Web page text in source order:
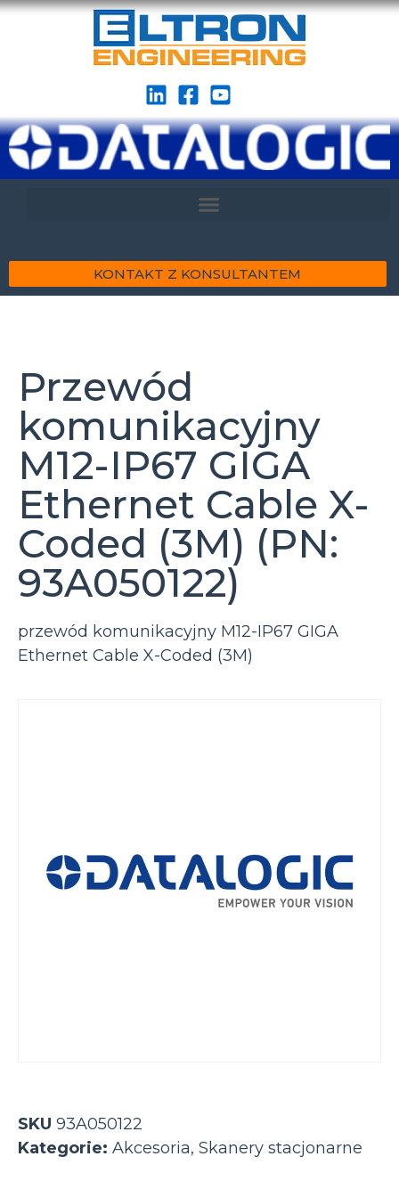
KONTAKT Z KONSULTANTEM
Przewód
komunikacyjny
M12-IP67 GIGA
Ethernet Cable X-
Coded (3M) (PN:
93A050122)
przewód komunikacyjny M12-IP67 GIGA
Ethernet Cable X-Coded (3M)
SKU 93A050122
Kategorie: Akcesoria, Skanery stacjonarne